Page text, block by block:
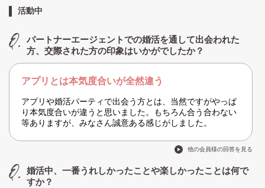
活動中
パートナーエージェントでの婚活を通して出会われた
方、交際された方の印象はいかがでしたか？
アプリとは本気度合いが全然違う
アプリや婚活パーティで出会う方とは、当然ですがやっぱ
り本気度合いが違うと思いました。もちろん合う合わない
等ありますが、みなさん誠意ある感じがしました。
他の会員様の回答を見る
婚活中、一番うれしかったことや楽しかったことは何で
すか？